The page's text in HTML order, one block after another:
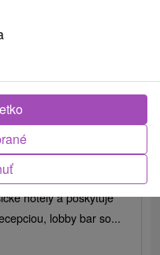
hotely a poskytuje
lobby bar so...